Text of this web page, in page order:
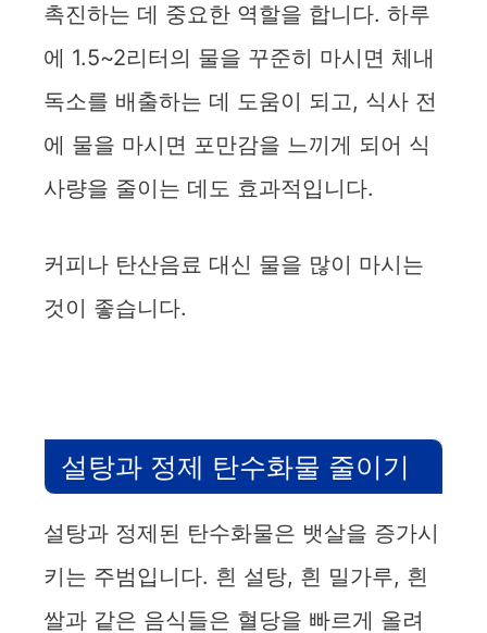
촉진하는 데 중요한 역할을 합니다. 하루
에 1.5~2리터의 물을 꾸준히 마시면 체내
독소를 배출하는 데 도움이 되고, 식사 전
에 물을 마시면 포만감을 느끼게 되어 식
사량을 줄이는 데도 효과적입니다.
커피나 탄산음료 대신 물을 많이 마시는
것이 좋습니다.
설탕과 정제 탄수화물 줄이기
설탕과 정제된 탄수화물은 뱃살을 증가시
키는 주범입니다. 흰 설탕, 흰 밀가루, 흰
쌀과 같은 음식들은 혈당을 빠르게 올려